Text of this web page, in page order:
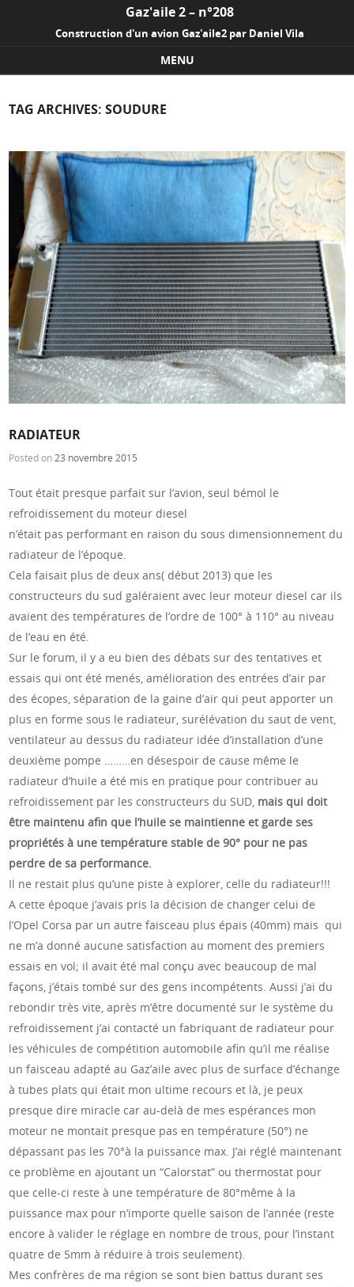
Gaz'aile 2 – n°208
Construction d'un avion Gaz'aile2 par Daniel Vila
MENU
TAG ARCHIVES:SOUDURE
RADIATEUR
Posted on23 novembre 2015
Tout était presque parfait sur l’avion, seul bémol le
refroidissement du moteur diesel
n’était pas performant en raison du sous dimensionnement du
radiateur de l’époque.
Cela faisait plus de deux ans( début 2013) que les
constructeurs du sud galéraient avec leur moteur diesel car ils
avaient des températures de l’ordre de 100° à 110° au niveau
de l’eau en été.
Sur le forum, il y a eu bien des débats sur des tentatives et
essais qui ont été menés, amélioration des entrées d’air par
des écopes, séparation de la gaine d’air qui peut apporter un
plus en forme sous le radiateur, surélévation du saut de vent,
ventilateur au dessus du radiateur idée d’installation d’une
deuxième pompe ………en désespoir de cause même le
radiateur d’huile a été mis en pratique pour contribuer au
refroidissement par les constructeurs du SUD, mais qui doit
être maintenu afin que l’huile se maintienne et garde ses
propriétés à une température stable de 90° pour ne pas
perdre de sa performance.
Il ne restait plus qu’une piste à explorer, celle du radiateur!!!
A cette époque j’avais pris la décision de changer celui de
l’Opel Corsa par un autre faisceau plus épais (40mm) mais qui
ne m’a donné aucune satisfaction au moment des premiers
essais en vol; il avait été mal conçu avec beaucoup de mal
façons, j’étais tombé sur des gens incompétents. Aussi j’ai du
rebondir très vite, après m’être documenté sur le système du
refroidissement j’ai contacté un fabriquant de radiateur pour
les véhicules de compétition automobile afin qu’il me réalise
un faisceau adapté au Gaz’aile avec plus de surface d’échange
à tubes plats qui était mon ultime recours et là, je peux
presque dire miracle car au-delà de mes espérances mon
moteur ne montait presque pas en température (50°) ne
dépassant pas les 70°à la puissance max. J’ai réglé maintenant
ce problème en ajoutant un “Calorstat” ou thermostat pour
que celle-ci reste à une température de 80°même à la
puissance max pour n’importe quelle saison de l’année (reste
encore à valider le réglage en nombre de trous, pour l’instant
quatre de 5mm à réduire à trois seulement).
Mes confrères de ma région se sont bien battus durant ses